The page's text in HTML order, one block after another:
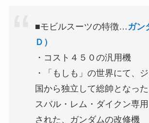
■モビルスーツの特徴… ガン
Ｄ）
・コスト４５０の汎用機
・「もしも」の世界にて、
国から独立して総帥となっ
スバル・レム・ダイクン専
された、ガンダムの改修機